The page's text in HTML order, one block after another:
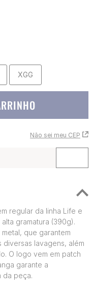
XGG
Não sei meu CEP
regular da linha Life e
gramatura (390g).
que garantem
lavagens, além
O logo vem em patch
garante a
da peça.